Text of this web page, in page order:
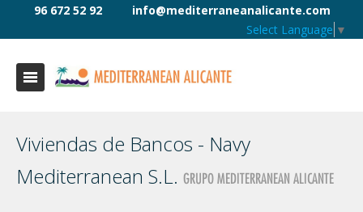
96 672 52 92
info@mediterraneanalicante.com
Select Language ▼
Viviendas de Bancos - Navy
Mediterranean S.L. GRUPO MEDITERRANEAN ALICANTE